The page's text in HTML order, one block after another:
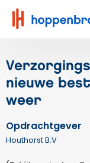
|
techniek
leeft
nieuwe
weer
Opdrachtgever
Houthorst B.V